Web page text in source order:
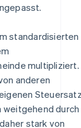
standardisierten
multipliziert.
anderen
durch
stark von